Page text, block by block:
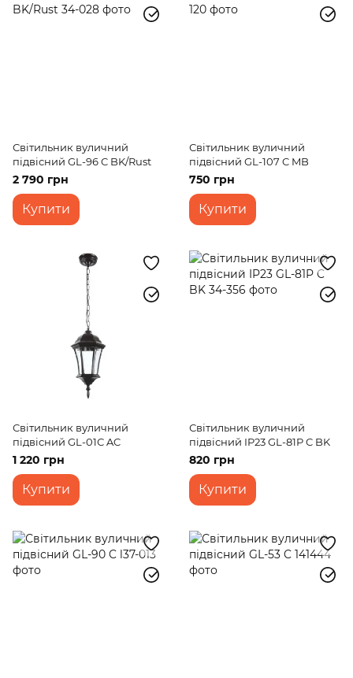
Світильник вуличний
підвісний GL-96 C BK/Rust
2 790 грн
Купити
Світильник вуличний
підвісний GL-107 C MB
750 грн
Купити
Світильник вуличний
підвісний GL-01С AC
1 220 грн
Купити
Світильник вуличний
підвісний IP23 GL-81P C BK
820 грн
Купити